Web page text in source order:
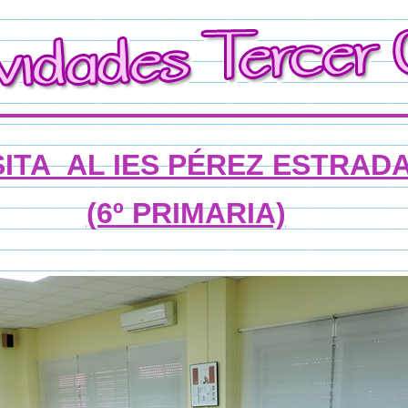
AL IES PÉREZ
(6º PRIMARIA)